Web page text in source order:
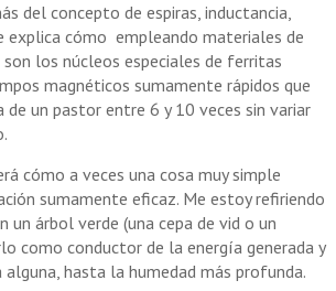
del concepto de espiras, inductancia,
explica cómo empleando materiales de
los núcleos especiales de ferritas
magnéticos sumamente rápidos que
un pastor entre 6 y 10 veces sin variar
cómo a veces una cosa muy simple
sumamente eficaz. Me estoy refiriendo
un árbol verde (una cepa de vid o un
como conductor de la energía generada y
alguna, hasta la humedad más profunda.